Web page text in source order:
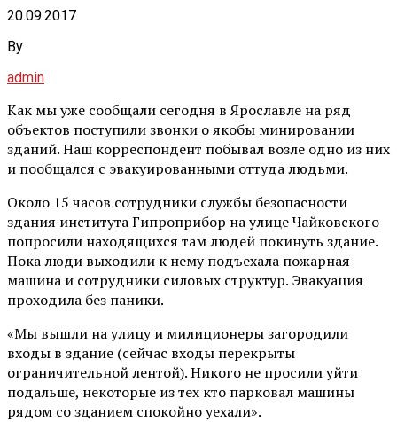
20.09.2017
By
admin
Как мы уже сообщали сегодня в Ярославле на ряд
объектов поступили звонки о якобы минировании
зданий. Наш корреспондент побывал возле одно из них
и пообщался с эвакуированными оттуда людьми.
Около 15 часов сотрудники службы безопасности
здания института Гипроприбор на улице Чайковского
попросили находящихся там людей покинуть здание.
Пока люди выходили к нему подъехала пожарная
машина и сотрудники силовых структур. Эвакуация
проходила без паники.
«Мы вышли на улицу и милиционеры загородили
входы в здание (сейчас входы перекрыты
ограничительной лентой). Никого не просили уйти
подальше, некоторые из тех кто парковал машины
рядом со зданием спокойно уехали».